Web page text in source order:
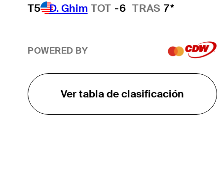
T5 D. Ghim TOT -6 TRAS 7*
POWERED BY
Ver tabla de clasificación